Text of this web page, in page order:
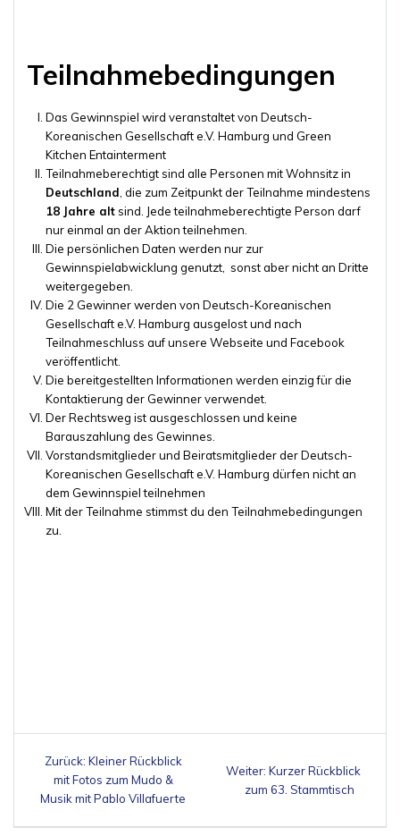
Teilnahmebedingungen
Das Gewinnspiel wird veranstaltet von Deutsch-
Koreanischen Gesellschaft e.V. Hamburg und Green
Kitchen Entainterment
Teilnahmeberechtigt sind alle Personen mit Wohnsitz in
Deutschland, die zum Zeitpunkt der Teilnahme mindestens
18 Jahre altsind. Jede teilnahmeberechtigte Person darf
nur einmal an der Aktion teilnehmen.
Die persönlichen Daten werden nur zur
Gewinnspielabwicklung genutzt, sonst aber nicht an Dritte
weitergegeben.
Die 2 Gewinner werden von Deutsch-Koreanischen
Gesellschaft e.V. Hamburg ausgelost und nach
Teilnahmeschluss auf unsere Webseite und Facebook
veröffentlicht.
Die bereitgestellten Informationen werden einzig für die
Kontaktierung der Gewinner verwendet.
Der Rechtsweg ist ausgeschlossen und keine
Barauszahlung des Gewinnes.
Vorstandsmitglieder und Beiratsmitglieder der Deutsch-
Koreanischen Gesellschaft e.V. Hamburg dürfen nicht an
dem Gewinnspiel teilnehmen
Mit der Teilnahme stimmst du den Teilnahmebedingungen
zu.
Beitragsnavigation
Zurück: Vorheriger
Beitrag:
Kleiner Rückblick
mit Fotos zum Mudo &
Musik mit Pablo Villafuerte
Weiter: Nächster
Beitrag:
Kurzer Rückblick
zum 63. Stammtisch